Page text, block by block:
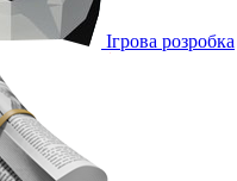
Ігрова розробка